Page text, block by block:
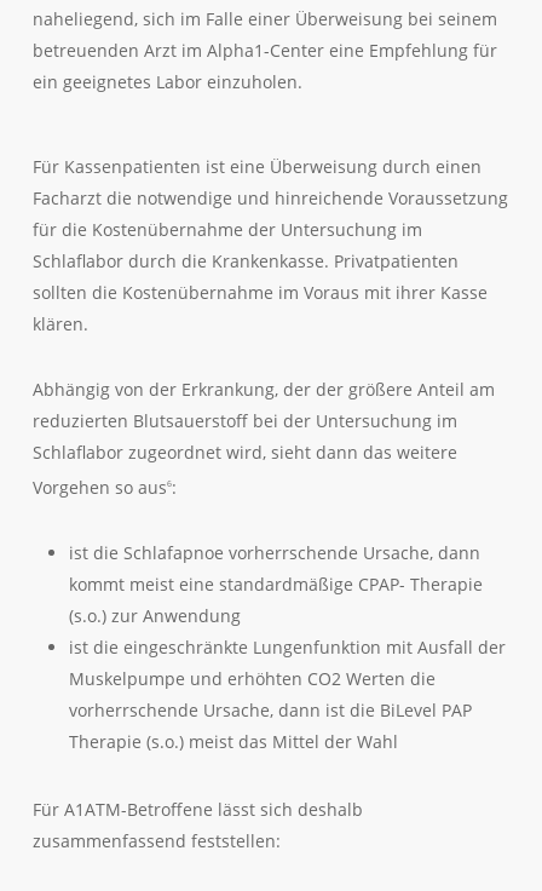
naheliegend, sich im Falle einer Überweisung bei seinem
betreuenden Arzt im Alpha1-Center eine Empfehlung für
ein geeignetes Labor einzuholen.
Für Kassenpatienten ist eine Überweisung durch einen
Facharzt die notwendige und hinreichende Voraussetzung
für die Kostenübernahme der Untersuchung im
Schlaflabor durch die Krankenkasse. Privatpatienten
sollten die Kostenübernahme im Voraus mit ihrer Kasse
klären.
Abhängig von der Erkrankung, der der größere Anteil am
reduzierten Blutsauerstoff bei der Untersuchung im
Schlaflabor zugeordnet wird, sieht dann das weitere
Vorgehen so aus6:
ist die Schlafapnoe vorherrschende Ursache, dann
kommt meist eine standardmäßige CPAP- Therapie
(s.o.) zur Anwendung
ist die eingeschränkte Lungenfunktion mit Ausfall der
Muskelpumpe und erhöhten CO2 Werten die
vorherrschende Ursache, dann ist die BiLevel PAP
Therapie (s.o.) meist das Mittel der Wahl
Für A1ATM-Betroffene lässt sich deshalb
zusammenfassend feststellen: